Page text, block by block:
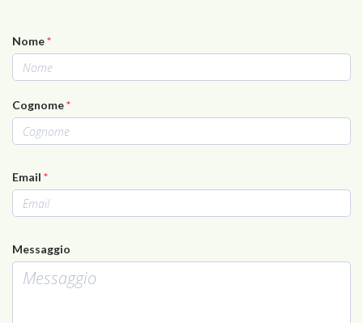
Nome*
Cognome*
Email *
Messaggio